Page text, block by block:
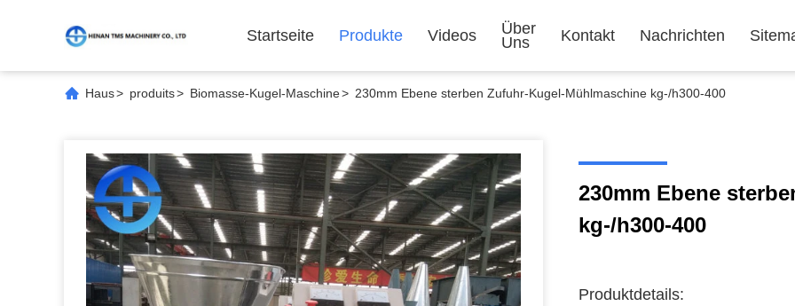
Startseite Produkte Videos
Über
Uns
Kontakt Nachrichten
Haus> produits> Biomasse-Kugel-Maschine> 230mm Ebene sterben Zufuhr-Kugel-Mühlmaschine kg-/h300-400
230mm Ebene
kg-/h300-400
Produktdetails: